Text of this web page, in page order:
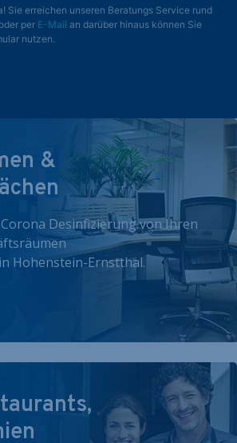
Sie erreichen unseren Beratungs Service rund
per E-Mail an darüber hinaus können Sie
nutzen.
&
Desinfizierung von Ihren
Hohenstein-Ernstthal.